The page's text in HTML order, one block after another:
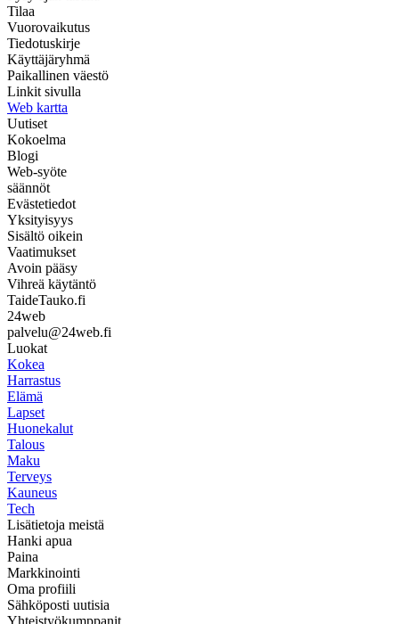
Tilaa
Vuorovaikutus
Tiedotuskirje
Käyttäjäryhmä
Paikallinen väestö
Linkit sivulla
Web kartta
Uutiset
Kokoelma
Blogi
Web-syöte
säännöt
Evästetiedot
Yksityisyys
Sisältö oikein
Vaatimukset
Avoin pääsy
Vihreä käytäntö
TaideTauko.fi
24web
palvelu@24web.fi
Luokat
Kokea
Harrastus
Elämä
Lapset
Huonekalut
Talous
Maku
Terveys
Kauneus
Tech
Lisätietoja meistä
Hanki apua
Paina
Markkinointi
Oma profiili
Sähköposti uutisia